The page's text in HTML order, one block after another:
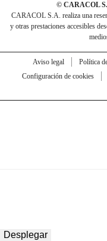
© CARACOL
CARACOL S.A. realiza una
y otras prestaciones accesibles
Aviso legal Política
Configuración de cookies
Desplegar